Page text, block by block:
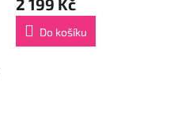
2 199 Kč
Do košíku